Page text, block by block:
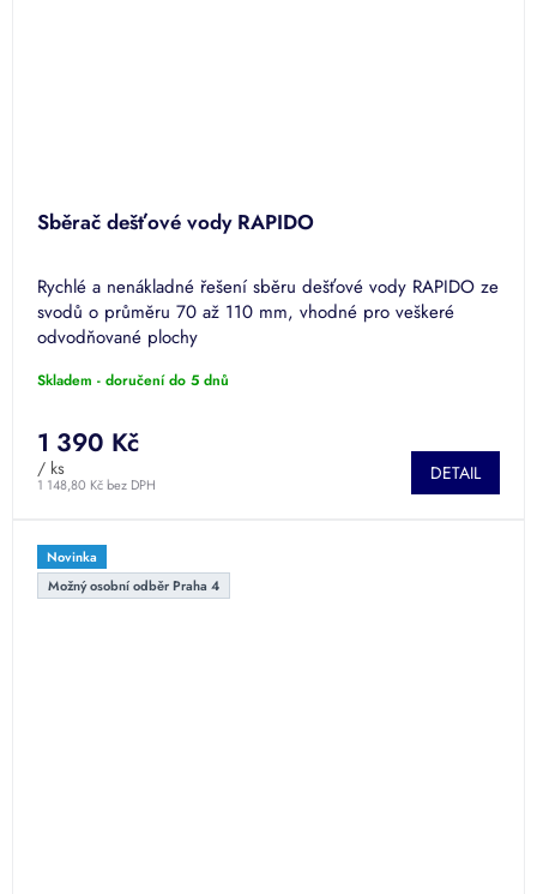
Sběrač dešťové vody RAPIDO
Rychlé a nenákladné řešení sběru dešťové vody RAPIDO ze
svodů o průměru 70 až 110 mm, vhodné pro veškeré
odvodňované plochy
Skladem - doručení do 5 dnů
1 148,80 Kč bez DPH
1 390 Kč
/ ks DETAIL
Novinka
Možný osobní odběr Praha 4